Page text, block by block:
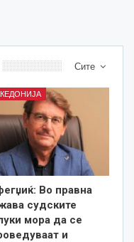
Сите
Во правна
судските
мора да се
и